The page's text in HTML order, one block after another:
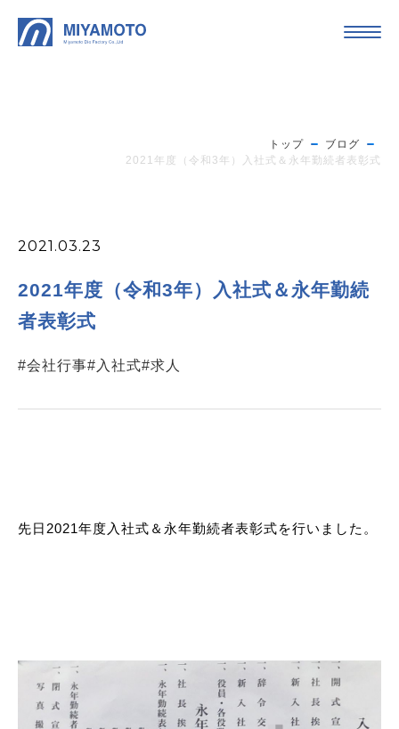
トップ
ブログ
2021年度（令和3年）入社式＆永年勤続者表彰式
2021.03.23
2021年度（令和3年）入社式＆永年勤続
者表彰式
#会社行事#入社式#求人
先日2021年度入社式＆永年勤続者表彰式を行いました。